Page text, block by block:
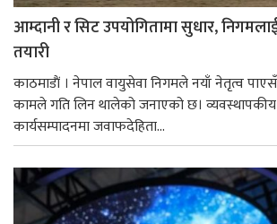
आम्दानी र सिट उपयोगितामा सुधार,
तयारी
काठमाडाैं । नेपाल वायुसेवा निगमले नयाँ नेतृत्व
कामले गति लिन थालेको जनाएको छ।
कार्यसम्पादनमा जवाफदेहिता...